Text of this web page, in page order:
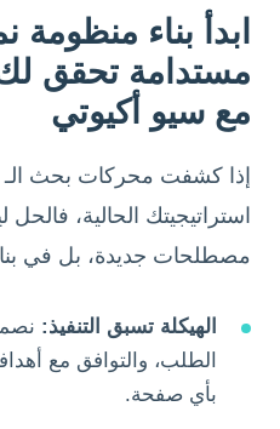
ابدأ بناء
مستدامة تحقق لك
مع سيو أكيوتي
استراتيجيتك الحالية،
مصطلحات جديدة، بل في
الهيكلة تسبق التنفيذ:
الطلب، والتوافق مع
بأي صفحة.